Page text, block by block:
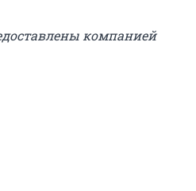
компанией